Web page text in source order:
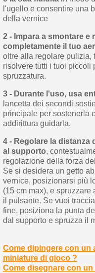
l'ugello e consentire una
della vernice
2 - Impara a smontare e
completamente il tuo
oltre alla regolare pulizia,
risolvere tutti i tuoi piccoli
spruzzatura.
3 - Durante l'uso, usa
lancetta dei secondi
principale per sostenerla
addirittura guidarla.
4 - Regolare la distanza
al supporto,
regolazione della forza
Se si desidera un getto
vernice, posizionarsi più
(15 cm max), e spruzzare
il pulsante. Se vuoi
fine, posiziona la punta
dal supporto e spruzza il
Come dipingere con un
miniature di gioco ?
Come disegnare con